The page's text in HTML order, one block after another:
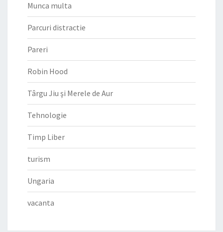
Munca multa
Parcuri distractie
Pareri
Robin Hood
Târgu Jiu şi Merele de Aur
Tehnologie
Timp Liber
turism
Ungaria
vacanta